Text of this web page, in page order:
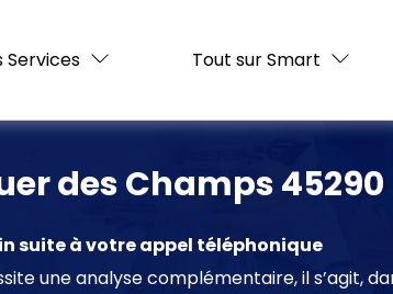
Services Tout sur Smart
des Champs 45290
suite à votre appel téléphonique
une analyse complémentaire, il s’agit,